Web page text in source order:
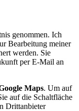
genommen. Ich
Bearbeitung meiner
werden. Sie
per E-Mail an
Maps. Um auf
auf die Schaltfläche
Drittanbieter